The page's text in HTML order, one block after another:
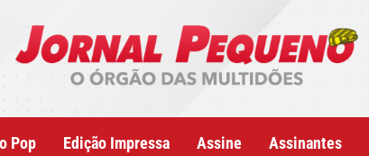
Pop Edição Impressa Assine Assinantes